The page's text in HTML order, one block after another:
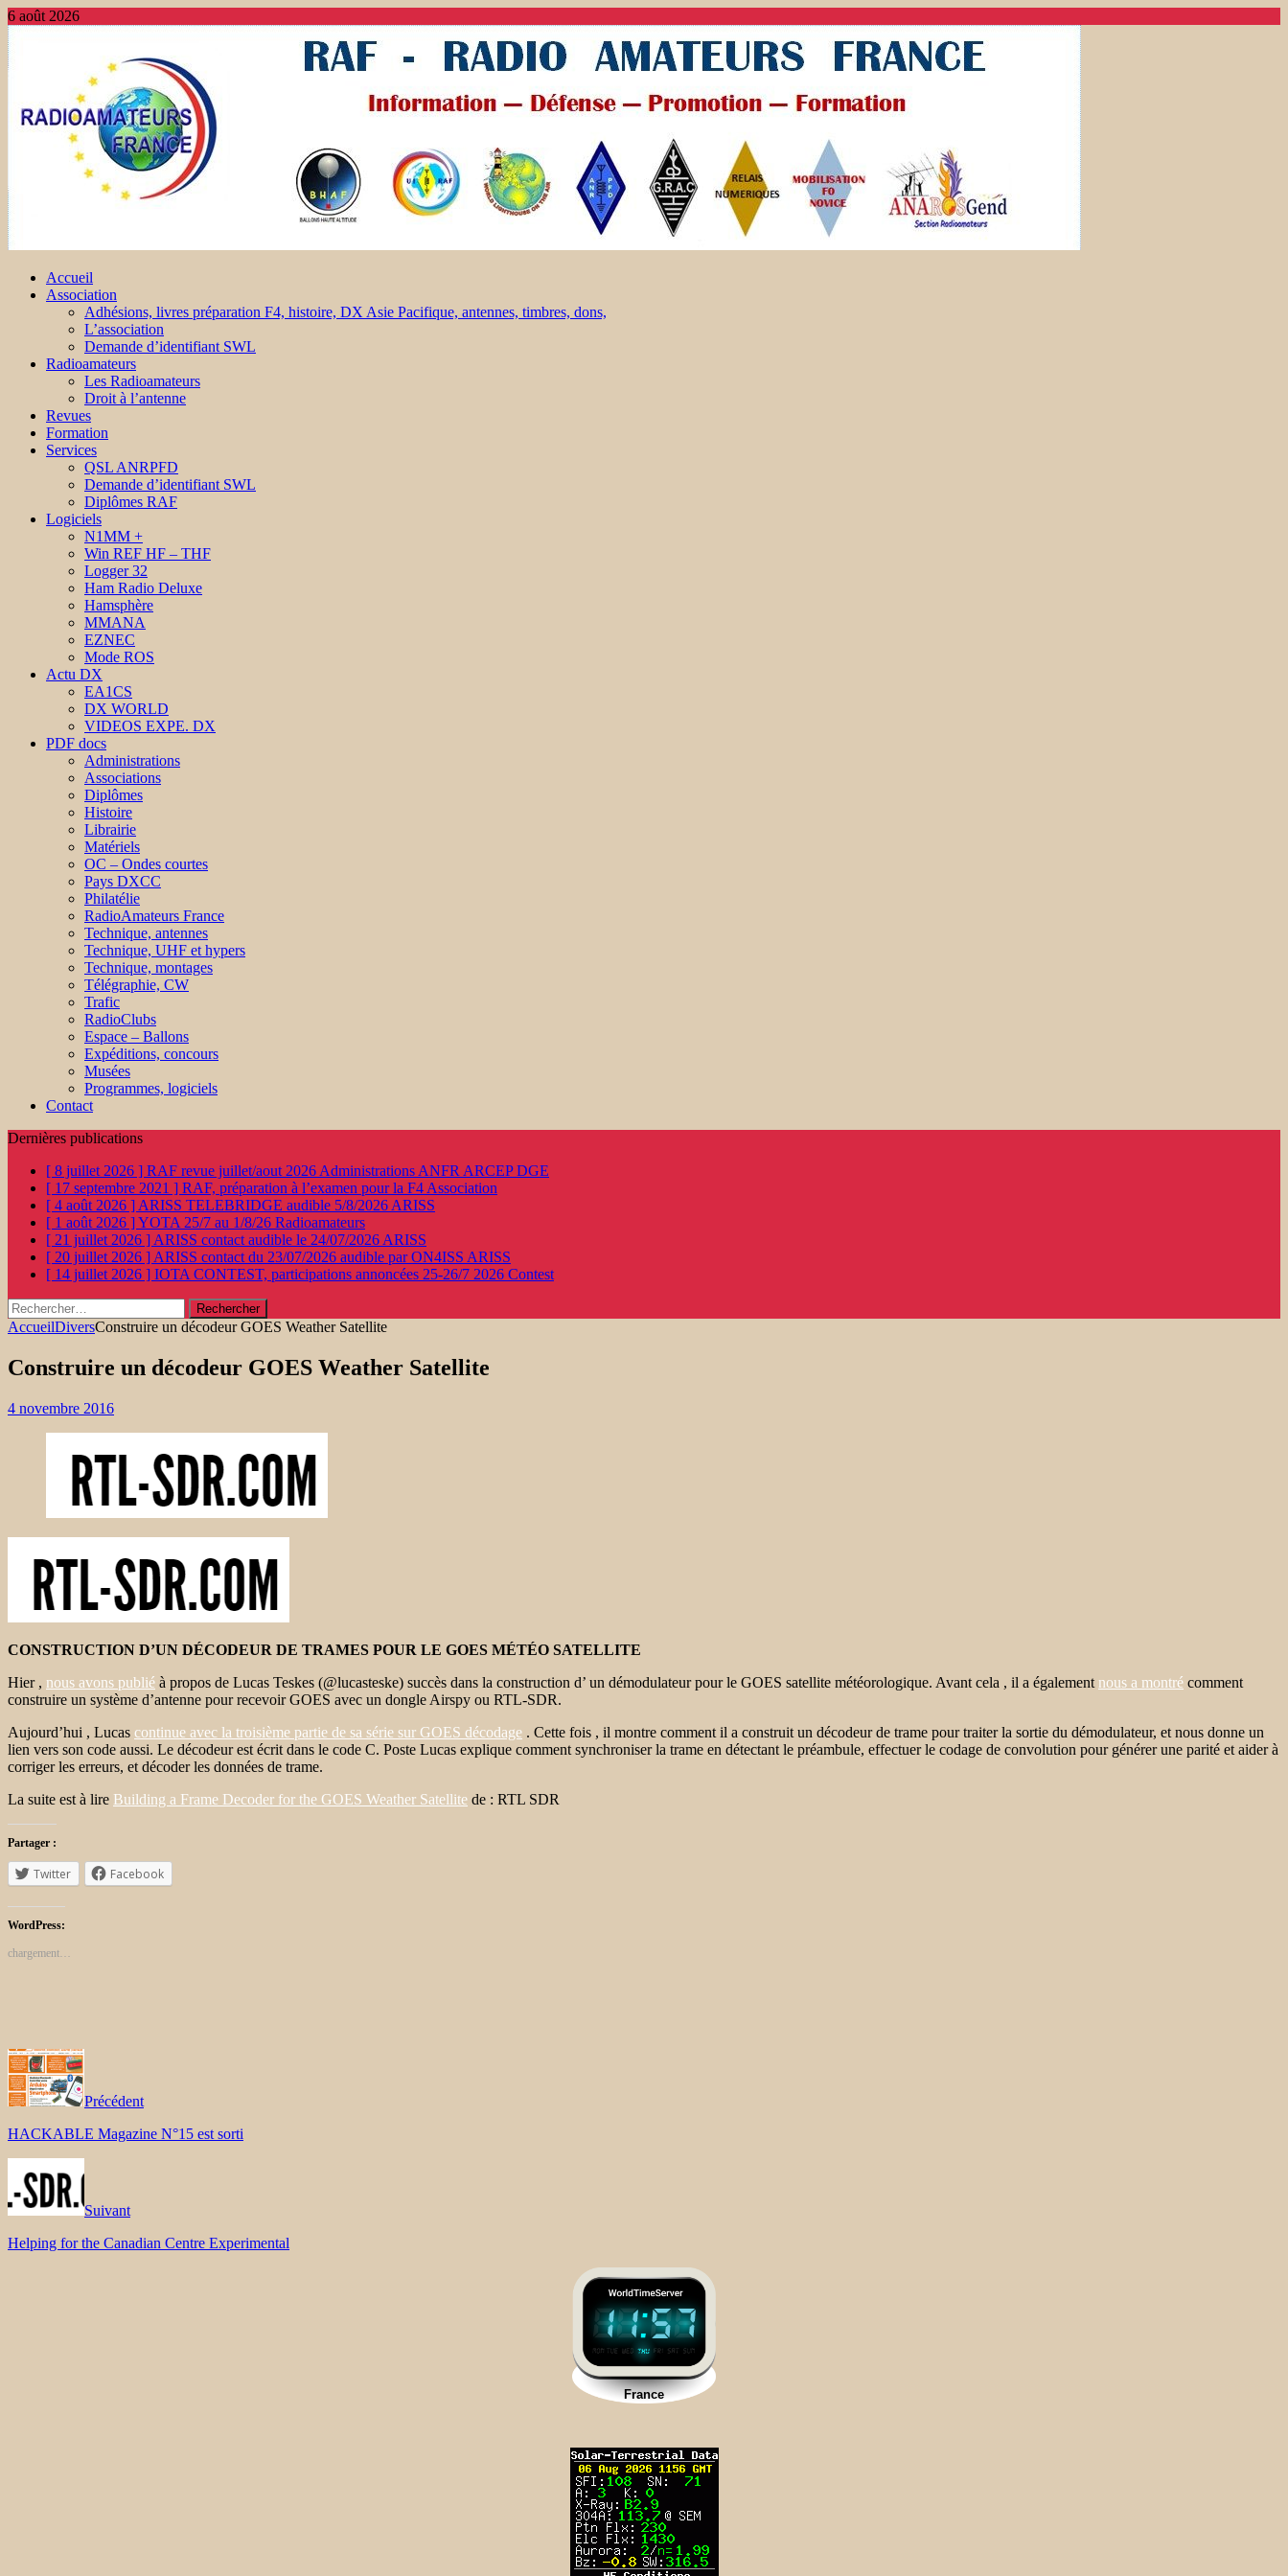
6 août 2026
Accueil
Association
Adhésions, livres préparation F4, histoire, DX Asie Pacifique, antennes, timbres, dons,
L’association
Demande d’identifiant SWL
Radioamateurs
Les Radioamateurs
Droit à l’antenne
Revues
Formation
Services
QSL ANRPFD
Demande d’identifiant SWL
Diplômes RAF
Logiciels
N1MM +
Win REF HF – THF
Logger 32
Ham Radio Deluxe
Hamsphère
MMANA
EZNEC
Mode ROS
Actu DX
EA1CS
DX WORLD
VIDEOS EXPE. DX
PDF docs
Administrations
Associations
Diplômes
Histoire
Librairie
Matériels
OC – Ondes courtes
Pays DXCC
Philatélie
RadioAmateurs France
Technique, antennes
Technique, UHF et hypers
Technique, montages
Télégraphie, CW
Trafic
RadioClubs
Espace – Ballons
Expéditions, concours
Musées
Programmes, logiciels
Contact
Dernières publications
[ 8 juillet 2026 ] RAF revue juillet/aout 2026 Administrations ANFR ARCEP DGE
[ 17 septembre 2021 ] RAF, préparation à l’examen pour la F4 Association
[ 4 août 2026 ] ARISS TELEBRIDGE audible 5/8/2026 ARISS
[ 1 août 2026 ]YOTA 25/7 au 1/8/26 Radioamateurs
[ 21 juillet 2026 ] ARISS contact audible le 24/07/2026 ARISS
[ 20 juillet 2026 ] ARISS contact du 23/07/2026 audible par ON4ISS ARISS
[ 14 juillet 2026 ] IOTA CONTEST, participations annoncées 25-26/7 2026 Contest
Rechercher :
AccueilDiversConstruire un décodeur GOES Weather Satellite
Construire un décodeur GOES Weather Satellite
4 novembre 2016
CONSTRUCTION D’UN DÉCODEUR DE TRAMES POUR LE GOES MÉTÉO SATELLITE
Hier , nous avons publié à propos de Lucas Teskes (@lucasteske) succès dans la construction d’ un démodulateur pour le GOES satellite météorologique. Avant cela , il a également nous a montré comment
construire un système d’antenne pour recevoir GOES avec un dongle Airspy ou RTL-SDR.
Aujourd’hui , Lucas continue avec la troisième partie de sa série sur GOES décodage . Cette fois , il montre comment il a construit un décodeur de trame pour traiter la sortie du démodulateur, et nous donne un
lien vers son code aussi. Le décodeur est écrit dans le code C. Poste Lucas explique comment synchroniser la trame en détectant le préambule, effectuer le codage de convolution pour générer une parité et aider à
corriger les erreurs, et décoder les données de trame.
La suite est à lire Building a Frame Decoder for the GOES Weather Satellite de : RTL SDR
Partager :
Twitter Facebook
WordPress:
chargement…
Précédent
HACKABLE Magazine N°15 est sorti
Suivant
Helping for the Canadian Centre Experimental